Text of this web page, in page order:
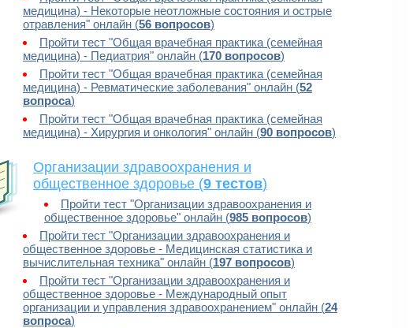
медицина) - Некоторые неотложные состояния и острые
отравления" онлайн (56 вопросов)
Пройти тест "Общая врачебная практика (семейная
медицина) - Педиатрия" онлайн (170 вопросов)
Пройти тест "Общая врачебная практика (семейная
медицина) - Ревматические заболевания" онлайн (52
вопроса)
Пройти тест "Общая врачебная практика (семейная
медицина) - Хирургия и онкология" онлайн (90 вопросов)
Организации здравоохранения и
общественное здоровье (9 тестов)
Пройти тест "Организации здравоохранения и
общественное здоровье" онлайн (985 вопросов)
Пройти тест "Организации здравоохранения и
общественное здоровье - Медицинская статистика и
вычислительная техника" онлайн (197 вопросов)
Пройти тест "Организации здравоохранения и
общественное здоровье - Международный опыт
организации и управления здравоохранением" онлайн (24
вопроса)